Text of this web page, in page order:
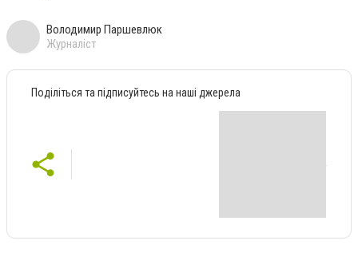
Володимир Паршевлюк
Журналіст
Поділіться та підписуйтесь на наші джерела